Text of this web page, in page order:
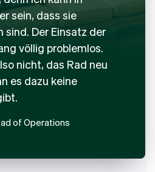
sein, dass sie
Der Einsatz der
völlig problemlos.
nicht, das Rad neu
es dazu keine
of Operations